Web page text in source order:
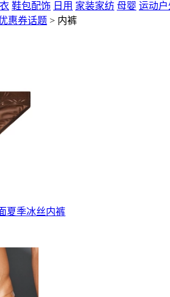
鞋包配饰 日用 家装家纺 母婴 运动户
惠券话题 > 内裤
夏季冰丝内裤